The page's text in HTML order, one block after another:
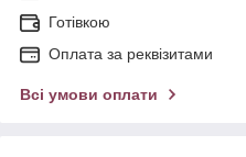
Готівкою
Оплата за реквізитами
Всі умови оплати